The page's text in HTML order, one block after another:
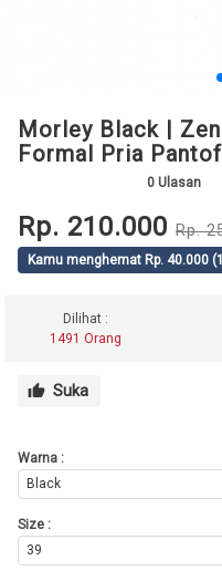
Morley Black |
Formal Pria
0 Ulasan
Rp. 210.000 Rp.
Kamu menghemat Rp. 40.000
Dilihat :
1491 Orang
thumb_up Suka
Warna :
Size :